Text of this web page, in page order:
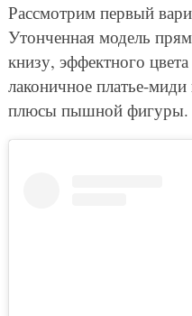
Рассмотрим первый
Утонченная модель
книзу, эффектного
лаконичное платье-
плюсы пышной фигуры.